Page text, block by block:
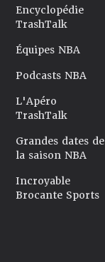
Encyclopédie
TrashTalk
Équipes NBA
Podcasts NBA
L'Apéro
TrashTalk
Grandes dates de
la saison NBA
Incroyable
Brocante Sports